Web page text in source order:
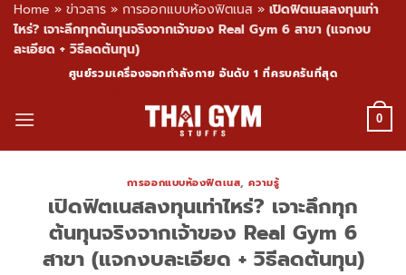
Home » ข่าวสาร » การออกแบบห้องฟิตเนส » เปิดฟิตเนสลงทุนเท่า
ไหร่? เจาะลึกทุกต้นทุนจริงจากเจ้าของ Real Gym 6 สาขา (แจกงบ
ละเอียด + วิธีลดต้นทุน)
content
ศูนย์รวมเครื่องออกกำลังกาย อันดับ 1 ที่ครบครันที่สุด
0
การออกแบบห้องฟิตเนส,ความรู้
เปิดฟิตเนสลงทุนเท่าไหร่? เจาะลึกทุก
ต้นทุนจริงจากเจ้าของ Real Gym 6
สาขา (แจกงบละเอียด + วิธีลดต้นทุน)